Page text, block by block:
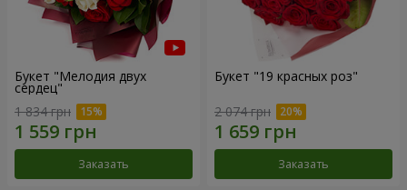
Букет "Мелодия двух
сердец"
1 834 грн
Заказать
Букет "19 красных роз"
2 074 грн
Заказать